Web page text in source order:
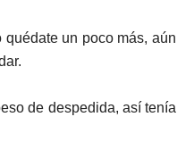
un poco más, aún
de despedida, así tenía